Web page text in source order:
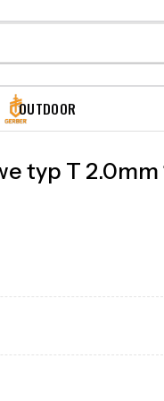
OUTDOOR
typ T 2.0mm